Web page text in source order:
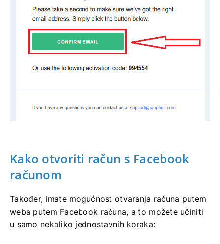
Kako otvoriti račun s Facebook
računom
Također, imate mogućnost otvaranja računa putem
weba putem Facebook računa, a to možete učiniti
u samo nekoliko jednostavnih koraka: